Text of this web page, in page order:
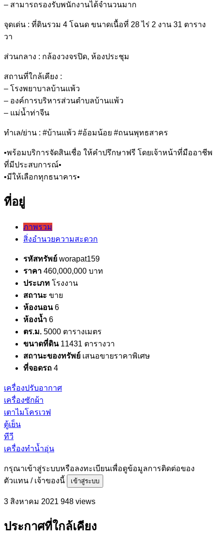
– สามารถรองรับพนักงานได้จำนวนมาก
จุดเด่น : ที่ดินรวม 4 โฉนด ขนาดเนื้อที่ 28 ไร่ 2 งาน 31 ตาราง
วา
ส่วนกลาง : กล้องวงจรปิด, ห้องประชุม
สถานที่ใกล้เคียง :
– โรงพยาบาลบ้านแพ้ว
– องค์การบริหารส่วนตำบลบ้านแพ้ว
– แม่น้ำท่าจีน
ทำเล/ย่าน : #บ้านแพ้ว #อ้อมน้อย #ถนนพุทธสาคร
•พร้อมบริการจัดสินเชื่อ ให้คำปรึกษาฟรี โดยเจ้าหน้าที่มืออาชีพ
ที่มีประสบการณ์•
•มีให้เลือกทุกธนาคาร•
ที่อยู่
ภาพรวม
สิ่งอำนวยความสะดวก
รหัสทรัพย์ worapat159
ราคา 460,000,000 บาท
ประเภท โรงงาน
สถานะ ขาย
ห้องนอน 6
ห้องน้ำ 6
ตร.ม. 5000 ตารางเมตร
ขนาดที่ดิน 11431 ตารางวา
สถานะของทรัพย์ เสนอขายราคาพิเศษ
ที่จอดรถ 4
เครื่องปรับอากาศ
เครื่องซักผ้า
เตาไมโครเวฟ
ตู้เย็น
ทีวี
เครื่องทำน้ำอุ่น
กรุณาเข้าสู่ระบบหรือลงทะเบียนเพื่อดูข้อมูลการติดต่อของ
ตัวแทน / เจ้าของนี้
เข้าสู่ระบบ
3 สิงหาคม 2021 948 views
ประกาศที่ใกล้เคียง